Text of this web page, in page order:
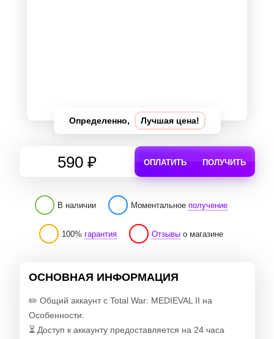
Определенно, Лучшая цена!
590 ₽ ОПЛАТИТЬ ПОЛУЧИТЬ
В наличии Моментальное получение
100% гарантия Отзывыо магазине
ОСНОВНАЯ ИНФОРМАЦИЯ
✏️ Общий аккаунт с Total War: MEDIEVAL II на
Особенности:
⏳ Доступ к аккаунту предоставляется на 24 часа